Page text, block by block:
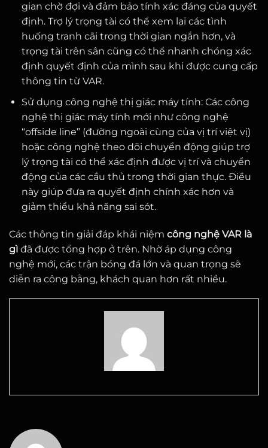
gian chờ đợi và đảm bảo tính xác đáng của quyết
định. Trợ lý trọng tài có thể xem lại các tình
huống tranh cãi trong thời gian ngắn hơn, và
trọng tài trên sân cũng có thể nhanh chóng xác
định quyết định của mình sau khi được cung cấp
thông tin từ VAR.
Sử dụng công nghệ thị giác máy tính: Các công
nghệ thị giác máy tính mới như công nghệ
“offside line” (đường ngoài cùng của vị trí việt vị)
hoặc công nghệ theo dõi chuyển động giúp trợ
lý trọng tài có thể xác định được vị trí và chuyển
động của các cầu thủ trong thời gian thực. Điều
này giúp đưa ra quyết định chính xác hơn và
giảm thiểu khả năng sai sót.
Các thông tin giải đáp khái niệm công nghệ VAR là
gì đã được tổng hợp ở trên. Nhờ áp dụng công
nghệ mới, các trận bóng đá lớn và quan trọng sẽ
diễn ra công bằng, khách quan hơn rất nhiều.